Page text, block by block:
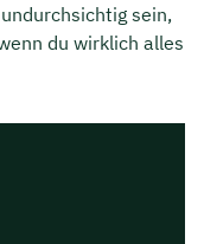
sein,
du wirklich alles